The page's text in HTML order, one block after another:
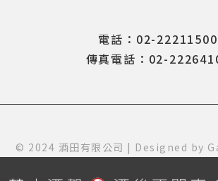
電話：02-22211500
傳真電話：02-
© 2024 酒田有限公司 | Designed by